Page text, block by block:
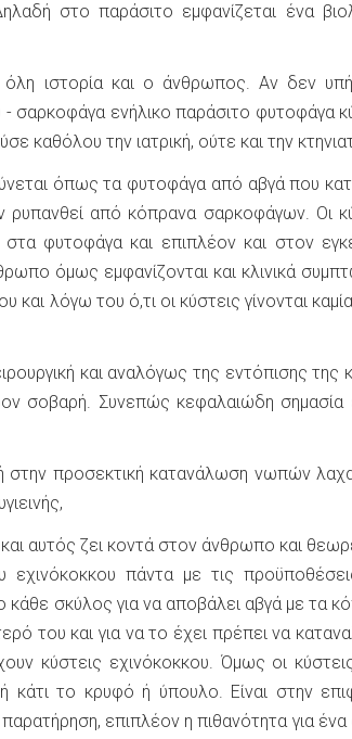
στο παράσιτο εμφανίζεται ένα
ιστορία και ο άνθρωπος. Αν δεν
σαρκοφάγα ενήλικο παράσιτο φυτοφάγα
καθόλου την ιατρική, ούτε και την
όπως τα φυτοφάγα από αβγά που
ρυπανθεί από κόπρανα σαρκοφάγων. Οι
φυτοφάγα και επιπλέον και στον
όμως εμφανίζονται και κλινικά
λόγω του ό,τι οι κύστεις γίνονται
και αναλόγως της εντόπισης της
σοβαρή. Συνεπώς κεφαλαιώδη σημασία
προσεκτική κατανάλωση νωπών
αυτός ζει κοντά στον άνθρωπο και
πάντα με τις
σκύλος για να αποβάλει αβγά με τα
του και για να το έχει πρέπει να
κύστεις εχινόκοκκου. Όμως οι κύστεις
κάτι το κρυφό ή ύπουλο. Είναι στην
επιπλέον η πιθανότητα για ένα